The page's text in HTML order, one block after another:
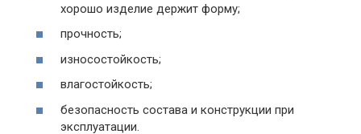
хорошо изделие держит форму;
прочность;
износостойкость;
влагостойкость;
безопасность состава и конструкции при
эксплуатации.